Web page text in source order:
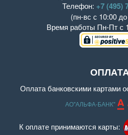
Телефон: +7 (495)
(пн-вс с 10:00
Время работы Пн-Пт с
Оплата банковскими картами
АО"АЛЬФА-БАНК"
К оплате принимаются карты: